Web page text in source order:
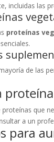
incluidas las
proteínas
de las
proteínas que
a un
para